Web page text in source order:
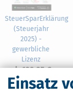
Einsatz
SteuerSparErklärung
(Steuerjahr
2025) -
gewerbliche
Lizenz
ab 199,95 €